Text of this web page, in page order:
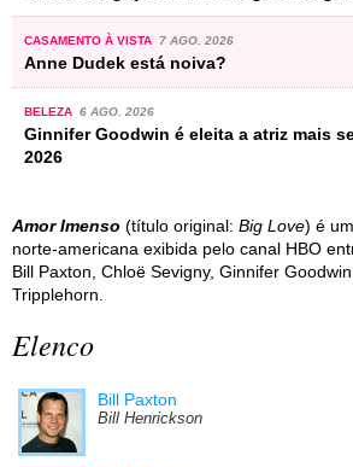
CASAMENTO À VISTA 7 AGO. 2026
Anne Dudek está noiva?
BELEZA 6 AGO. 2026
Ginnifer Goodwin é eleita a atriz mais
2026
Amor Imenso (título original: Big Love) é
norte-americana exibida pelo canal HBO
Bill Paxton, Chloë Sevigny, Ginnifer
Tripplehorn.
Elenco
Bill Paxton
Bill Henrickson